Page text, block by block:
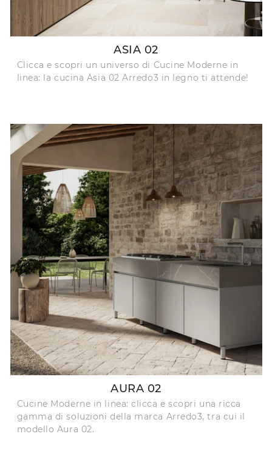
ASIA 02
Clicca e scopri un universo di Cucine Moderne in
linea: la cucina Asia 02 Arredo3 in legno ti attende!
AURA 02
Cucine Moderne in linea: clicca e scopri una ricca
gamma di soluzioni della marca Arredo3, tra cui il
modello Aura 02.